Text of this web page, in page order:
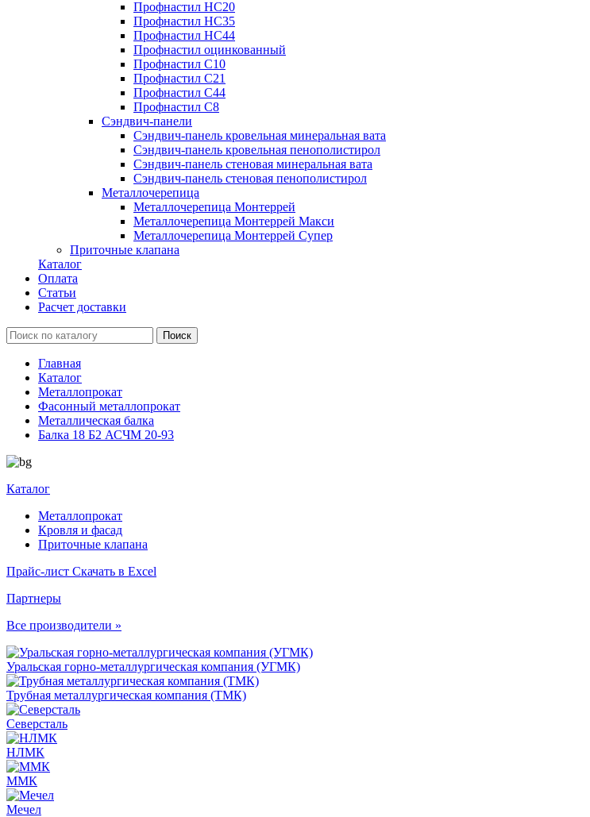
Профнастил НС20
Профнастил НС35
Профнастил НС44
Профнастил оцинкованный
Профнастил С10
Профнастил С21
Профнастил С44
Профнастил С8
Сэндвич-панели
Сэндвич-панель кровельная минеральная вата
Сэндвич-панель кровельная пенополистирол
Сэндвич-панель стеновая минеральная вата
Сэндвич-панель стеновая пенополистирол
Металлочерепица
Металлочерепица Монтеррей
Металлочерепица Монтеррей Макси
Металлочерепица Монтеррей Супер
Приточные клапана
Каталог
Оплата
Статьи
Расчет доставки
Главная
Каталог
Металлопрокат
Фасонный металлопрокат
Металлическая балка
Балка 18 Б2 АСЧМ 20-93
Каталог
Металлопрокат
Кровля и фасад
Приточные клапана
Прайс-лист Скачать в Excel
Партнеры
Все производители »
Уральская горно-металлургическая компания (УГМК)
Трубная металлургическая компания (ТМК)
Северсталь
НЛМК
ММК
Мечел